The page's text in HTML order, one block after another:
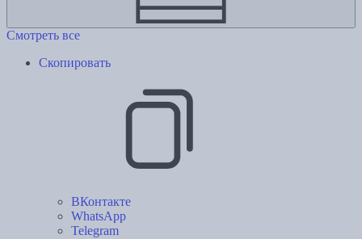
Смотреть все
Скопировать
ВКонтакте
WhatsApp
Telegram